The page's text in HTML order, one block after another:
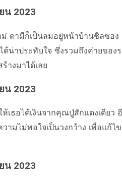
น 2023
ดามีก็เป็นลมอยู่หน้าบ้านชิลซอ
น่าประทับใจ ซึ่งรวมถึงค่ายของ
างมาได้เลย
น 2023
เธอได้เงินจากคุณปู่สักแดงเดีย
มไม่พอใจเป็นวงกว้าง เพื่อแก้ไ
น 2023